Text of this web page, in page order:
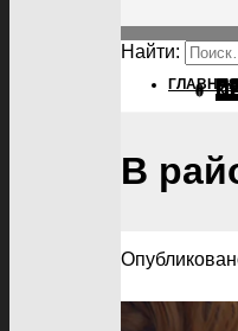
Найти:
ГЛАВНАЯ
В